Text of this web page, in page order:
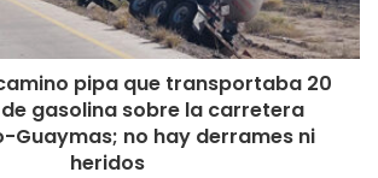
pipa que transportaba 20
gasolina sobre la carretera
Guaymas; no hay derrames ni
heridos